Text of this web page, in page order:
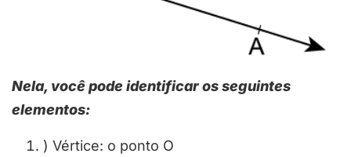
Nela, você pode identificar os seguintes
elementos:
) Vértice: o ponto O